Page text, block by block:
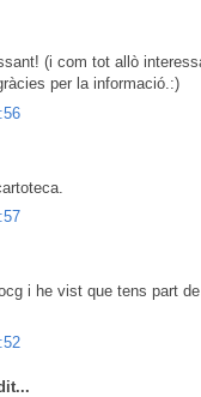
(i com tot allò
per la informació.:)
i he vist que tens part